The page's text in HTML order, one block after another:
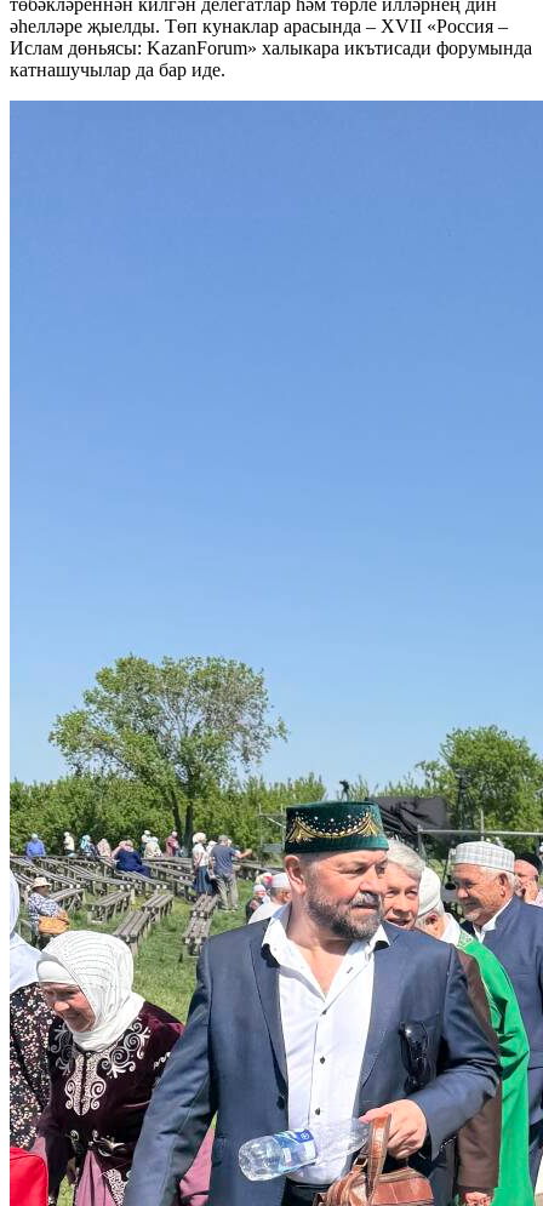
әһелләре җыелды. Төп кунаклар арасында – XVII «Россия –
Ислам дөньясы: KazanForum» халыкара икътисади форумында
катнашучылар да бар иде.